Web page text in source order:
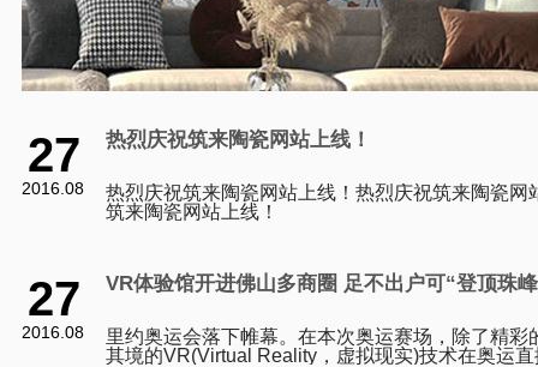
27
2016.08
热烈庆祝筑来陶瓷网站上线！
热烈庆祝筑来陶瓷网站上线！热烈庆祝筑来陶瓷网
筑来陶瓷网站上线！
27
2016.08
VR体验馆开进佛山多商圈 足不出户可“登顶珠
里约奥运会落下帷幕。在本次奥运赛场，除了精彩
其境的VR(Virtual Reality，虚拟现实)技术在奥运